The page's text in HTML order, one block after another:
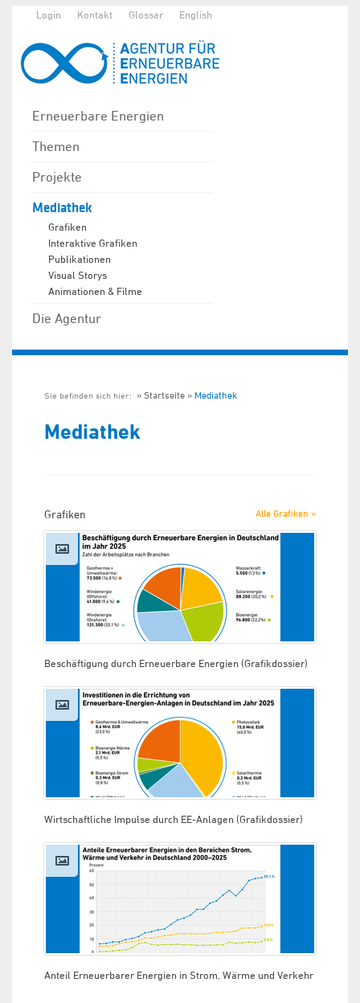
Login Kontakt Glossar English
Erneuerbare Energien
Themen
Projekte
Mediathek
Grafiken
Interaktive Grafiken
Publikationen
Visual Storys
Animationen & Filme
Die Agentur
Sie befinden sich hier: Startseite Mediathek
Mediathek
Grafiken Alle Grafiken »
Beschäftigung durch Erneuerbare Energien (Grafikdossier)
Wirtschaftliche Impulse durch EE-Anlagen (Grafikdossier)
Anteil Erneuerbarer Energien in Strom, Wärme und Verkehr